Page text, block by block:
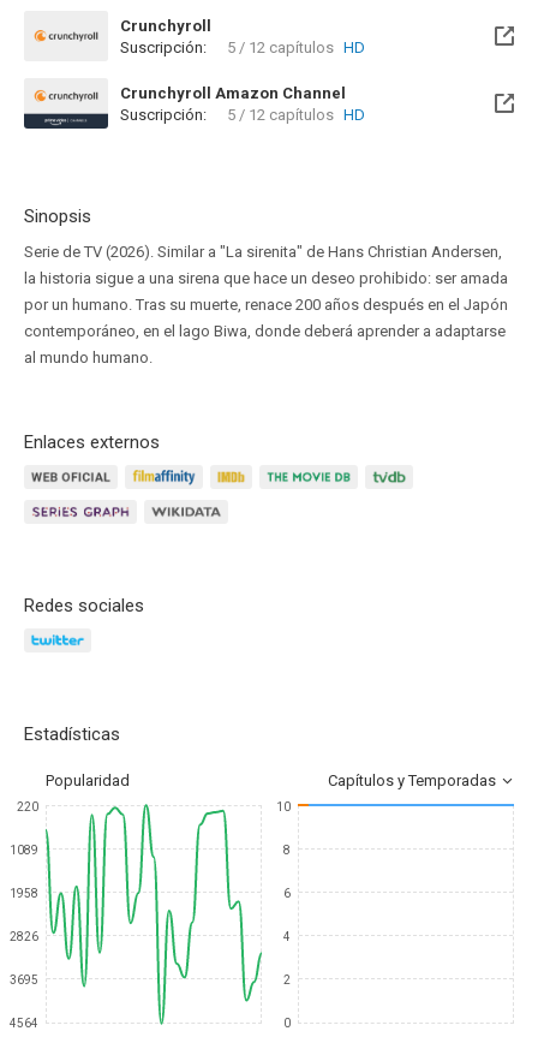
Crunchyroll
Suscripción:
5 / 12 capítulos HD
Crunchyroll Amazon Channel
Suscripción:
5 / 12 capítulos HD
Sinopsis
Serie de TV (2026). Similar a "La sirenita" de Hans Christian Andersen,
la historia sigue a una sirena que hace un deseo prohibido: ser amada
por un humano. Tras su muerte, renace 200 años después en el Japón
contemporáneo, en el lago Biwa, donde deberá aprender a adaptarse
al mundo humano.
Enlaces externos
Redes sociales
Estadísticas
Popularidad Capítulos y Temporadas
220
1089
1958
2826
3695
4564
10
8
6
4
2
0